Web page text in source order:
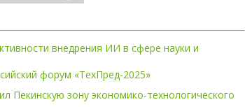
внедрения ИИ в сфере науки и
форум «ТехПред-2025»
Пекинскую зону экономико-технологического